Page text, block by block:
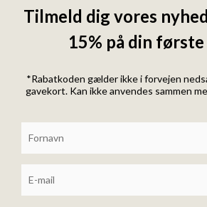
Tilmeld dig vores
15% på din
*Rabatkoden gælder ikke i forvejen
gavekort. Kan ikke anvendes sammen